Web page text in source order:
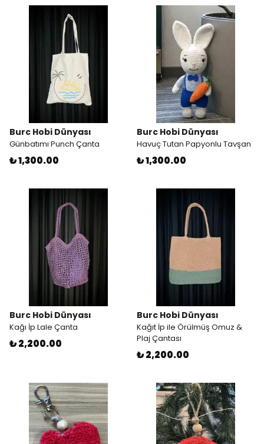
Burc Hobi Dünyası
Günbatımı Punch Çanta
₺ 1,300.00
Burc Hobi Dünyası
Havuç Tutan Papyonlu Tavşan
₺ 1,300.00
Burc Hobi Dünyası
Kağı İp Lale Çanta
₺ 2,200.00
Burc Hobi Dünyası
Kağıt İp ile Örülmüş Omuz &
Plaj Çantası
₺ 2,200.00